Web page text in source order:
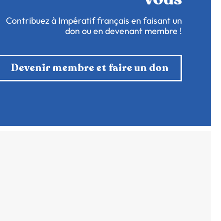
Contribuez à Impératif français en faisant un
don ou en devenant membre !
Devenir membre et faire un don